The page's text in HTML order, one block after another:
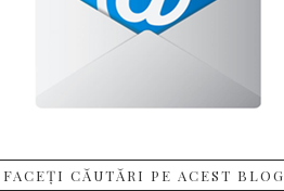
FACEȚI CĂUTĂRI PE ACEST BLOG